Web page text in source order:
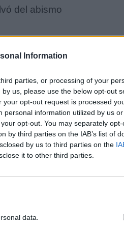
Information
parties, or processing of your
us, please use the below opt-out
opt-out request is processed
information utilized by us
opt-out. You may separately
by third parties on the IAB’s list of
by us to third parties on the
it to other third parties.
data.
del abismo
en mí cuando no había
nunca se me olvida
lo multiplico